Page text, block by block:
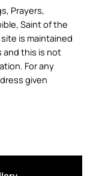
Prayers,
Saint of the
is maintained
and this is not
For any
given